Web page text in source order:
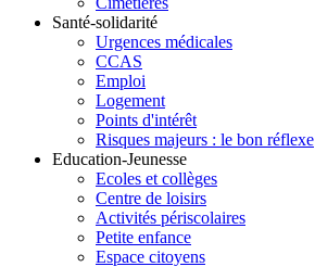
Santé-solidarité
Urgences médicales
CCAS
Emploi
Logement
Points d'intérêt
Risques majeurs : le bon réflexe
Education-Jeunesse
Ecoles et collèges
Centre de loisirs
Activités périscolaires
Petite enfance
Espace citoyens